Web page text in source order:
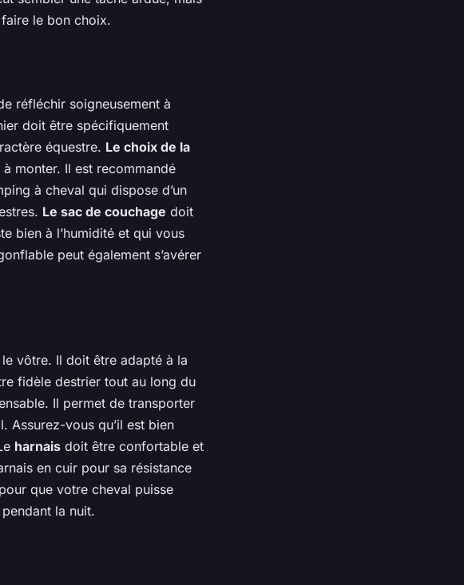
le bon choix.
réfléchir soigneusement à
doit être spécifiquement
équestre. Le choix de la
monter. Il est recommandé
à cheval qui dispose d’un
Le sac de couchage doit
bien à l’humidité et qui vous
peut également s’avérer
vôtre. Il doit être adapté à la
fidèle destrier tout au long du
Il permet de transporter
Assurez-vous qu’il est bien
harnais doit être confortable et
en cuir pour sa résistance
pour que votre cheval puisse
la nuit.